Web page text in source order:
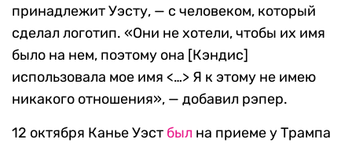
принадлежит Уэсту, — с человеком, который
сделал логотип. «Они не хотели, чтобы их имя
было на нем, поэтому она [Кэндис]
использовала мое имя <…> Я к этому не имею
никакого отношения», — добавил рэпер.
12 октября Канье Уэст был на приеме у Трампа